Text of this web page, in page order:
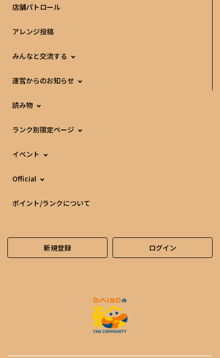
店舗パトロール
アレンジ投稿
みんなと交流する
運営からのお知らせ
読み物
ランク別限定ページ
イベント
Official
ポイント/ランクについて
新規登録 ログイン